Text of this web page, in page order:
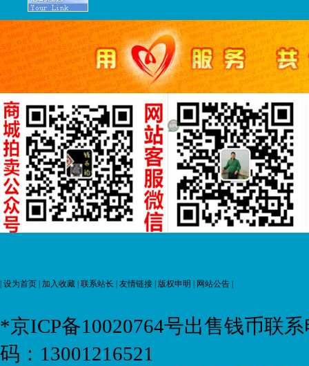
设为首页 加入收藏 联系站长 友情链接 版权申明 网站公告
*京ICP备10020764号出售钱币联系
码：13001216521